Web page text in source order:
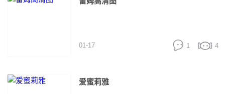
先生的配音太棒了，这是我发自内心的感
情。” .而作为主人公配音的小林裕介也表
01-17 4
1
爱蜜莉雅